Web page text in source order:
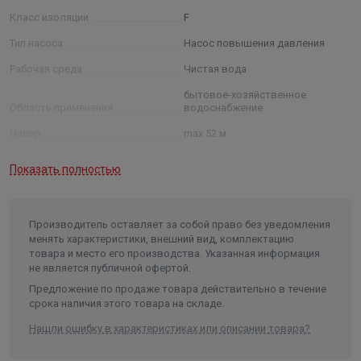
Класс изоляции F
Тип насоса Насос повышения давления
Рабочая среда Чистая вода
бытовое-хозяйственное
водоснабжение
max 52 м
Сила тока 4,1 А
Температура жидкости от -10°С до +40°С
Температура окружающей среды до +40 °C
всасывания
9 м
Показать полностью
Производитель оставляет за собой право без уведомления
менять характеристики, внешний вид, комплектацию
товара и место его производства. Указанная информация
не является публичной офертой.
Предложение по продаже товара действительно в течение
срока наличия этого товара на складе.
Нашли ошибку в характеристиках или описании товара?